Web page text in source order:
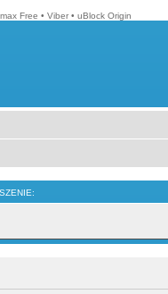
Free • Viber • uBlock Origin